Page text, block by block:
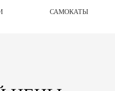
САМОКАТЫ